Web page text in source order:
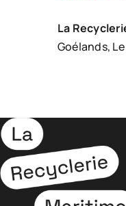
La
Goélands,